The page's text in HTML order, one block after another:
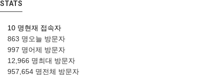
STATS
10 명현재 접속자
863 명 오늘 방문자
997 명어제 방문자
12,966 명최대 방문자
957,654 명전체 방문자